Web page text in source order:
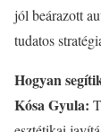
jól beárazott
tudatos
Hogyan
Kósa Gyula: